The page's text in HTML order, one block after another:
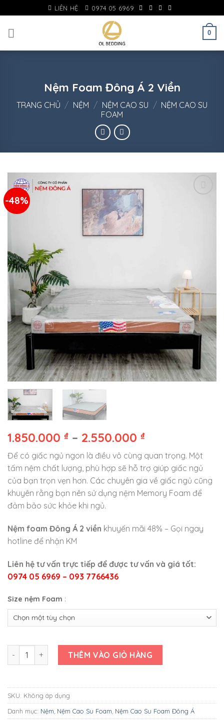
to
content
LIÊN HỆ 0974 05 6969
0
Nệm Foam Đông Á 2 Viền
TRANG CHỦ / NỆM / NỆM CAO SU / NỆM CAO SU
FOAM
-48%
1.850.000 ₫ – 2.550.000 ₫
Để có giấc ngủ ngon là điều vô cùng quan trọng. Một
tấm nệm chất lượng, phù hợp sẽ hỗ trợ giúp giấc ngủ
của bạn trọn vẹn hơn. Các chuyên gia về giấc ngủ cũng
khuyên rằng bạn nên sử dụng nệm Memory Foam để
đảm bảo sức khỏe khi ngủ.
Nệm foam Đông Á 2 viền khuyến mãi 48% – Gọi ngay
hotline để nhận KM
Liên hệ tư vấn trực tiếp để được tư vấn và giá tốt:
0974 05 6969 – 093 7766436
Size nệm Foam :
Nệm Foam Đông Á 2 Viền số lượng
THÊM VÀO GIỎ HÀNG
SKU: Không áp dụng
Danh mục: Nệm Nệm Cao Su Foam Nệm Cao Su Foam Đông Á